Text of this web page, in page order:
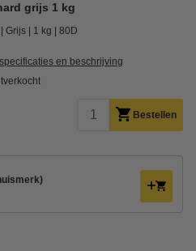
grijs 1 kg
Grijs 1 kg 80D
en beschrijving
Bestellen